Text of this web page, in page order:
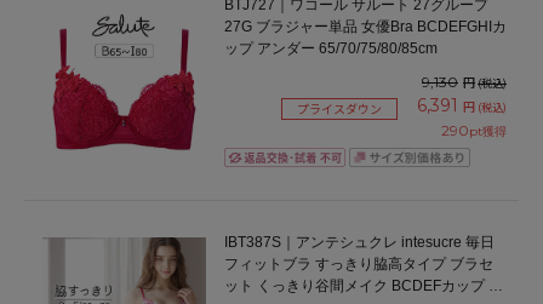
BTJ727｜ワコール サルート 27グループ
27G ブラジャー単品 女優Bra BCDEFGHIカ
ップ アンダー 65/70/75/80/85cm
9,130 円(税込)
プライスダウン 6,391 円 (税込)
290pt獲得
IBT387S｜アンテシュクレ intesucre 毎日
フィットブラ すっきり脇高タイプ ブラセ
ット くっきり谷間メイク BCDEFカップ ア